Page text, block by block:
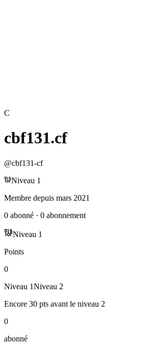
C
cbf131.cf
@cbf131-cf
Niveau 1
Membre depuis mars 2021
0 abonné · 0 abonnement
Niveau 1
Points
0
Niveau 1Niveau 2
Encore 30 pts avant le niveau 2
0
abonné